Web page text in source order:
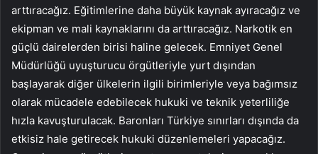
arttıracağız. Eğitimlerine daha büyük kaynak ayıracağız ve
ekipman ve mali kaynaklarını da arttıracağız. Narkotik en
güçlü dairelerden birisi haline gelecek. Emniyet Genel
Müdürlüğü uyuşturucu örgütleriyle yurt dışından
başlayarak diğer ülkelerin ilgili birimleriyle veya bağımsız
olarak mücadele edebilecek hukuki ve teknik yeterliliğe
hızla kavuşturulacak. Baronları Türkiye sınırları dışında da
etkisiz hale getirecek hukuki düzenlemeleri yapacağız.